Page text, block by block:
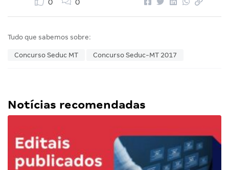
0 0
Tudo que sabemos sobre:
Concurso Seduc MT Concurso Seduc-MT 2017
Notícias recomendadas